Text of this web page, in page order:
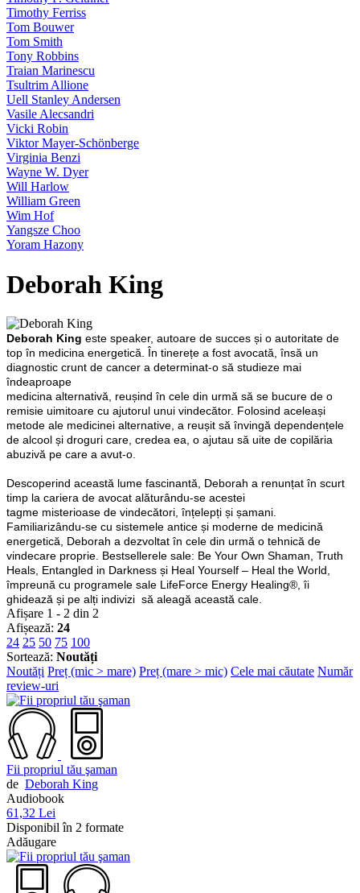
Timothy Ferriss
Tom Bouwer
Tom Smith
Tony Robbins
Traian Marinescu
Tsultrim Allione
Uell Stanley Andersen
Vasile Alecsandri
Vicki Robin
Viktor Mayer-Schönberge
Virginia Benzi
Wayne W. Dyer
Will Harlow
William Green
Wim Hof
Yangsze Choo
Yoram Hazony
Deborah King
Deborah King este speaker, autoare de succes și o autoritate de
top în medicina energetică. În tinerețe a fost avocată, însă un
diagnostic crunt de cancer a determinat-o să studieze mai
îndeaproape
medicina alternativă, reușind în cele din urmă să se bucure de o
remisie uimitoare cu ajutorul unui vindecător. Folosind aceleași
metode ale medicinei alternative, a reușit să învingă dependențele
de alcool și droguri care, credea ea, o ajutau să uite de copilăria
abuzivă pe care a avut-o.
Descoperind această lume fascinantă, Deborah a renunțat în scurt
timp la cariera de avocat alăturându-se acestei
tagme misterioase de vindecători, înțelepți și șamani.
Familiarizându-se cu sistemele antice și moderne de medicină
energetică, Deborah a dezvoltat în cele din urmă o tehnică de
vindecare proprie. Bestsellerele sale: Be Your Own Shaman, Truth
Heals, Entangled in Darkness și Heal Yourself – Heal the World,
împreună cu programele sale LifeForce Energy Healing®, îi
ghidează și pe alți indivizi să aleagă această cale.
Afișare 1 - 2 din 2
Afișează: 24
24 25 50 75 100
Sortează: Noutăți
Noutăți Preț (mic > mare) Preț (mare > mic) Cele mai căutate Număr
review-uri
Fii propriul tău şaman
de Deborah King
Audiobook
61,32 Lei
Disponibil în 2 formate
Adăugare